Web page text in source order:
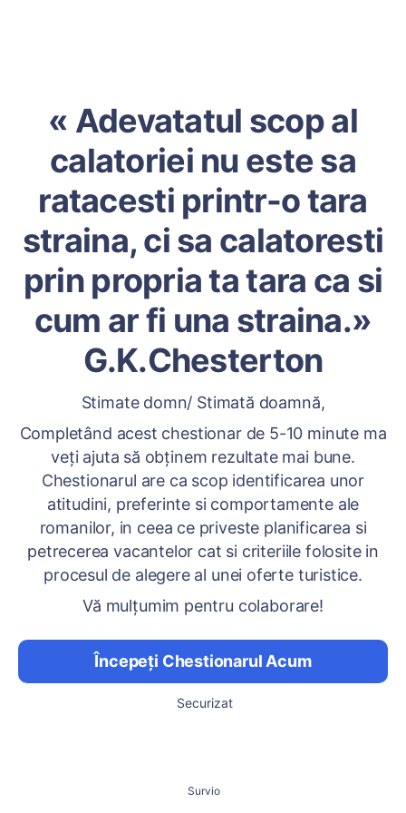
« Adevatatul scop al
calatoriei nu este sa
ratacesti printr-o tara
straina, ci sa calatoresti
prin propria ta tara ca si
cum ar fi una straina.»
G.K.Chesterton
Stimate domn/ Stimată doamnă,
Completând acest chestionar de 5-10 minute ma
veți ajuta să obținem rezultate mai bune.
Chestionarul are ca scop identificarea unor
atitudini, preferinte si comportamente ale
romanilor, in ceea ce priveste planificarea si
petrecerea vacantelor cat si criteriile folosite in
procesul de alegere al unei oferte turistice.
Vă mulțumim pentru colaborare!
Începeți Chestionarul Acum
Securizat
Survio